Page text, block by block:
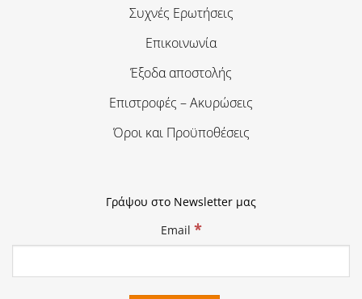
Συχνές Ερωτήσεις
Επικοινωνία
Έξοδα αποστολής
Επιστροφές – Ακυρώσεις
Όροι και Προϋποθέσεις
Γράψου στο Newsletter μας
Email *